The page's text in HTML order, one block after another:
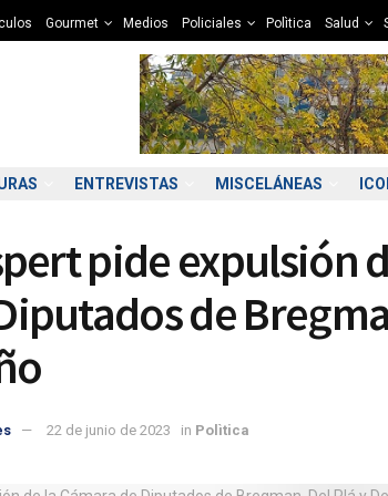
Gourmet Medios Policiales Polìtica Salud
ENTREVISTAS MISCELÁNEAS
pide expulsión
de
22 de junio de 2023 in Polìtica
00:00